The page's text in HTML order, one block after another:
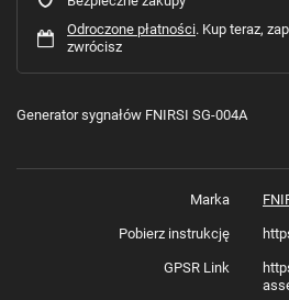
Odroczone płatności. Kup teraz,
zwrócisz
Generator sygnałów FNIRSI SG-004A
Marka
Pobierz instrukcję
GPSR Link